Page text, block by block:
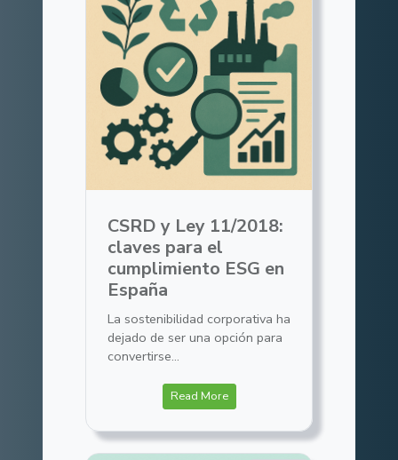
CSRD y Ley 11/2018:
claves para el
cumplimiento ESG en
España
La sostenibilidad corporativa ha
dejado de ser una opción para
convertirse...
Read More